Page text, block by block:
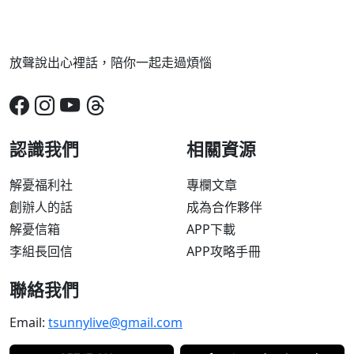
放聲說出心裡話，陪你一起走過煩惱
認識我們
解憂福利社
創辦人的話
解憂信箱
李組長回信
相關資源
專欄文章
成為合作夥伴
APP下載
APP攻略手冊
聯絡我們
Email: tsunnylive@gmail.com